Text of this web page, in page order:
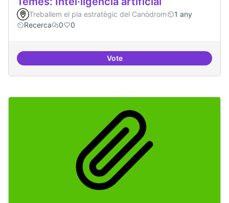
Treballem el pla estratègic del Canòdrom
1 any
Recerca
0 0
VoteTemes: Intel·ligència artificial